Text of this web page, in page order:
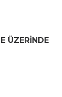
ÜZERİNDE